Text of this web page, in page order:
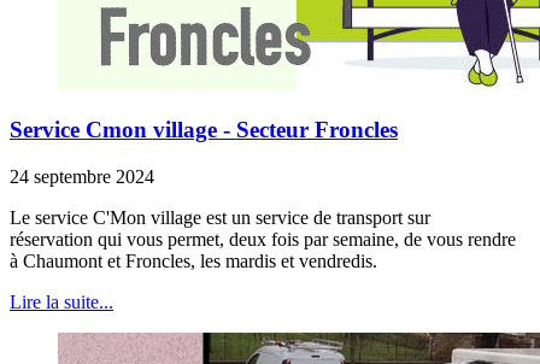
Service Cmon village - Secteur Froncles
24 septembre 2024
Le service C'Mon village est un service de transport sur
réservation qui vous permet, deux fois par semaine, de vous rendre
à Chaumont et Froncles, les mardis et vendredis.
Lire la suite...